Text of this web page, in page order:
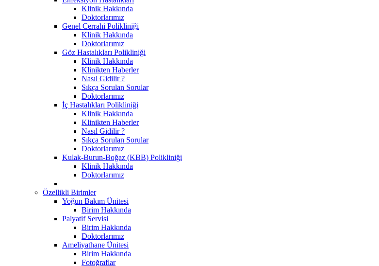
Klinik Hakkında
Doktorlarımız
Genel Cerrahi Polikliniği
Klinik Hakkında
Doktorlarımız
Göz Hastalıkları Polikliniği
Klinik Hakkında
Klinikten Haberler
Nasıl Gidilir ?
Sıkça Sorulan Sorular
Doktorlarımız
İç Hastalıkları Polikliniği
Klinik Hakkında
Klinikten Haberler
Nasıl Gidilir ?
Sıkça Sorulan Sorular
Doktorlarımız
Kulak-Burun-Boğaz (KBB) Polikliniği
Klinik Hakkında
Doktorlarımız
Özellikli Birimler
Yoğun Bakım Ünitesi
Birim Hakkında
Palyatif Servisi
Birim Hakkında
Doktorlarımız
Ameliyathane Ünitesi
Birim Hakkında
Fotoğraflar